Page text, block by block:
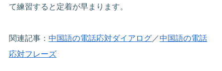
て練習すると定着が早まります。
関連記事：中国語の電話応対ダイアログ ／中国語の電話
応対フレーズ